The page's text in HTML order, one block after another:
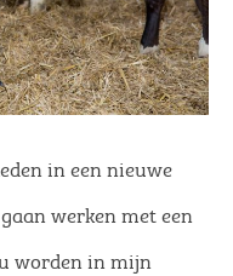
in een nieuwe
werken met een
worden in mijn